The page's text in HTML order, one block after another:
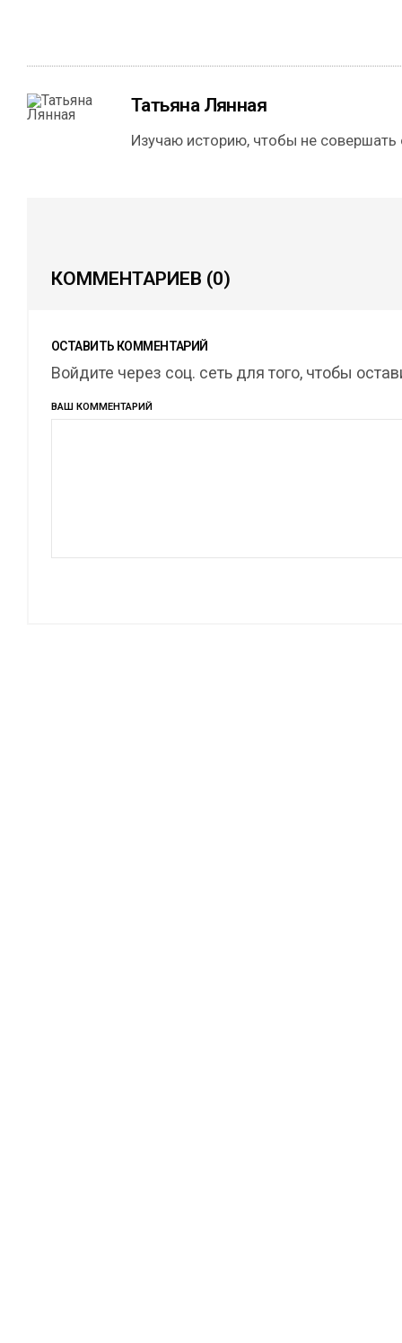
Татьяна Лянная
Изучаю историю, чтобы не
КОММЕНТАРИЕВ (0)
ОСТАВИТЬ КОММЕНТАРИЙ
Войдите через соц. сеть для того, чтобы
ВАШ КОММЕНТАРИЙ